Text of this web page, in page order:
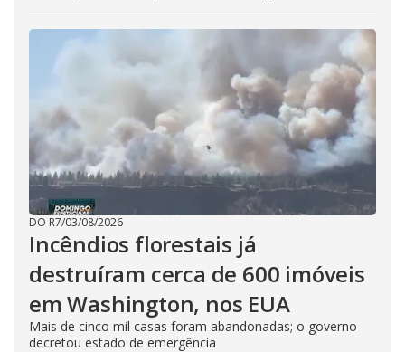
DO R7/03/08/2026
Incêndios florestais já
destruíram cerca de 600 imóveis
em Washington, nos EUA
Mais de cinco mil casas foram abandonadas; o governo
decretou estado de emergência